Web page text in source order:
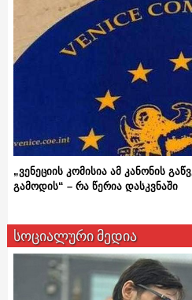
„ვენეციის კომისია ამ კანონის
გამოდის“ – რა წერია დასკვნაში
სოციალური მედია